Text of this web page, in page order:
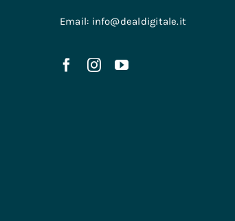
Email: info@dealdigitale.it